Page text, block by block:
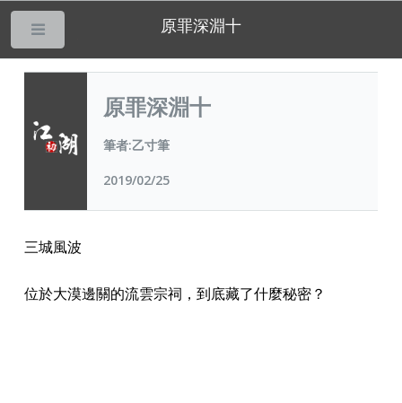
原罪深淵十
原罪深淵十
筆者:乙寸筆
2019/02/25
三城風波
位於大漠邊關的流雲宗祠，到底藏了什麼秘密？